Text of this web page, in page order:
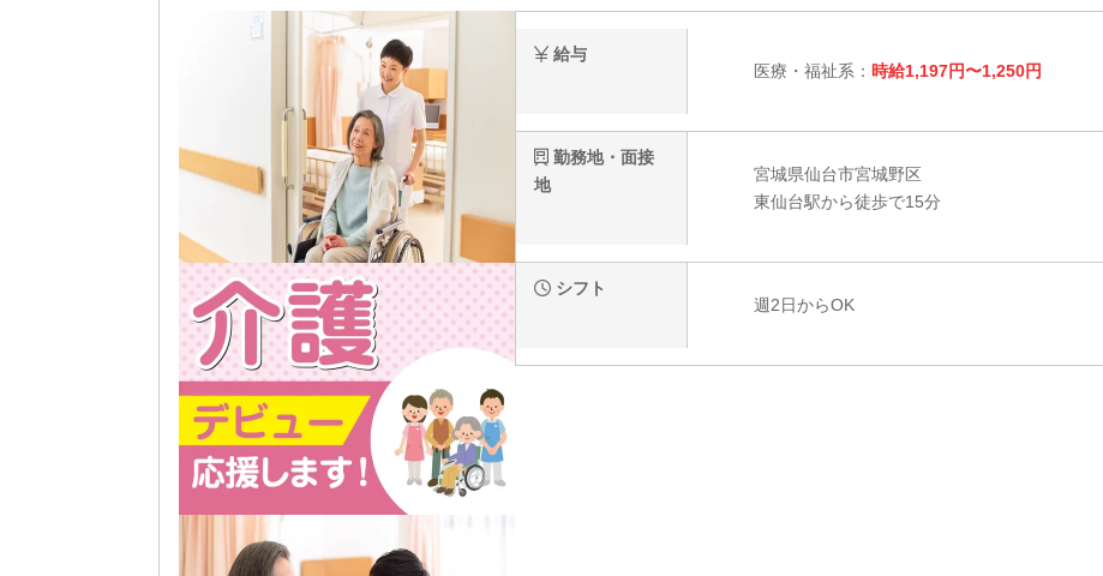
給与
医療・福祉系： 時給1,197円〜1,250円
勤務地・面接
地
宮城県仙台市宮城野区
東仙台駅から徒歩で15分
シフト
週2日からOK